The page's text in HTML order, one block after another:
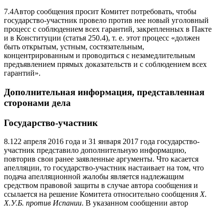
7.4Автор сообщения просит Комитет потребовать, чтобы
государство-участник провело против нее новый уголовный
процесс с соблюдением всех гарантий, закрепленных в Пакте
и в Конституции (статья 250.4), т. е. этот процесс «должен
быть открытым, устным, состязательным,
концентрированным и проводиться с незамедлительным
предъявлением прямых доказательств и с соблюдением всех
гарантий».
Дополнительная информация, представленная
сторонами дела
Государство-участник
8.122 апреля 2016 года и 31 января 2017 года государство-
участник представило дополнительную информацию,
повторив свои ранее заявленные аргументы. Что касается
апелляции, то государство-участник настаивает на том, что
подача апелляционной жалобы является надлежащим
средством правовой защиты в случае автора сообщения и
ссылается на решение Комитета относительно сообщения Х.
Х.У.Б. против Испании. В указанном сообщении автор